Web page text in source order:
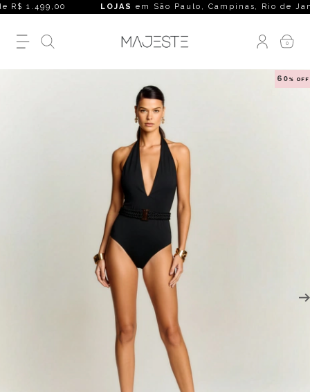
1.499,00 LOJASem São Paulo, Campinas, Rio de
0
60 % OFF